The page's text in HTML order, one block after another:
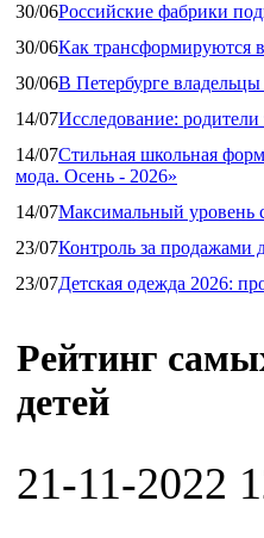
30/06Российские фабрики
30/06Как трансформируются
30/06В Петербурге
14/07Исследование: родители
14/07Стильная школьная
мода. Осень - 2026»
14/07Максимальный уровень
23/07Контроль за продажами
23/07Детская одежда 2026:
Рейтинг
детей
21-11-2022